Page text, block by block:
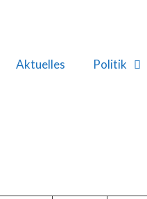
Aktuelles Politik